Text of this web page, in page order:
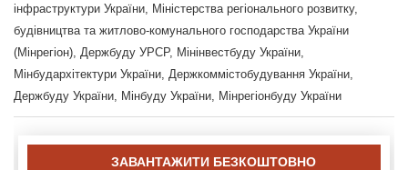
інфраструктури України, Міністерства регіонального розвитку,
будівництва та житлово-комунального господарства України
(Мінрегіон), Держбуду УРСР, Мінінвестбуду України,
Мінбудархітектури України, Держкоммістобудування України,
Держбуду України, Мінбуду України, Мінрегіонбуду України
ЗАВАНТАЖИТИ БЕЗКОШТОВНО